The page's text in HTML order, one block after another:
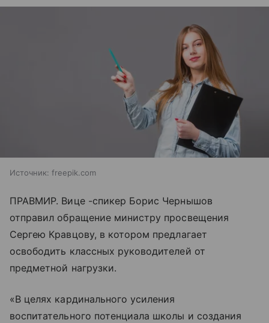
Источник: freepik.com
ПРАВМИР. Вице -спикер Борис Чернышов
отправил обращение министру просвещения
Сергею Кравцову, в котором предлагает
освободить классных руководителей от
предметной нагрузки.
«В целях кардинального усиления
воспитательного потенциала школы и создания